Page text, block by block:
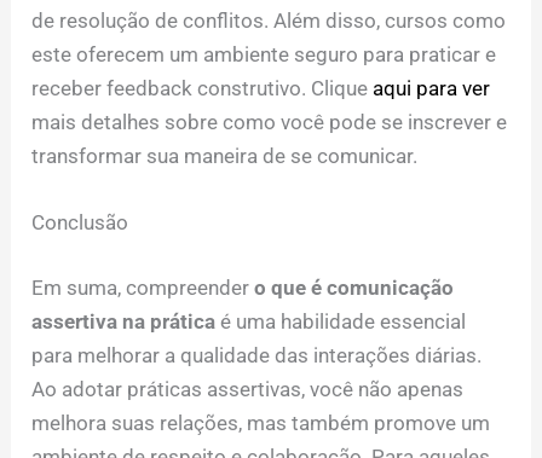
de resolução de conflitos. Além disso, cursos como
este oferecem um ambiente seguro para praticar e
receber feedback construtivo. Clique aqui para ver
mais detalhes sobre como você pode se inscrever e
transformar sua maneira de se comunicar.
Conclusão
Em suma, compreendero que é comunicação
assertiva na prática é uma habilidade essencial
para melhorar a qualidade das interações diárias.
Ao adotar práticas assertivas, você não apenas
melhora suas relações, mas também promove um